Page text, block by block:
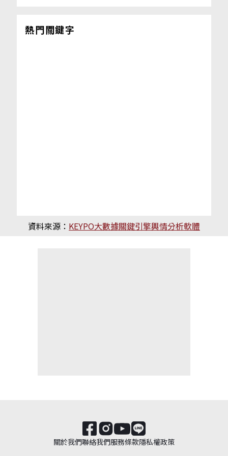
熱門關鍵字
資料來源： KEYPO大數據關鍵引擎輿情分析軟體
關於我們聯絡我們服務條款隱私權政策